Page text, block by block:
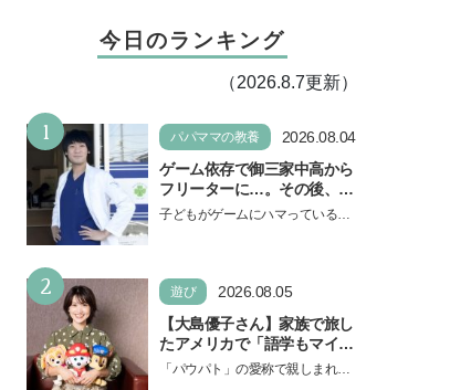
今日のランキング
（2026.8.7更新）
1 パパママの教養
2026.08.04
ゲーム依存で御三家中高から
フリーターに…。その後、医
学部へ逆転合格した現役医師
子どもがゲームにハマっている
2 遊び
2026.08.05
【大島優子さん】家族で旅し
たアメリカで「語学もマイン
ドも！ 子どもの成長はすごか
「パウパト」の愛称で親しまれる